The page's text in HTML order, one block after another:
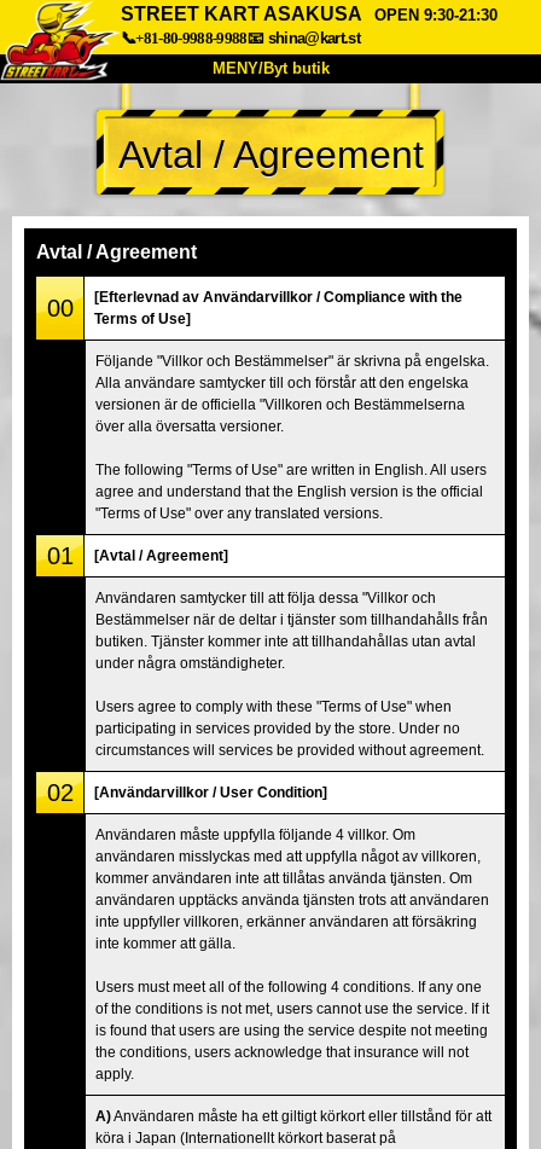
STREET KART ASAKUSA
OPEN 9:30-21:30
📞+81-80-9988-9988📧 shina@kart.st
MENY/Byt butik
HEM
Om oss Specifikationer Pris
Företag
Tokyo Shinagawa
Tokyo Akihabara#2 Tokyo Shibuya
Tokyo Shibuya Annex Tokyo Bay
Okinawa
Avtal / Agreement
Avtal / Agreement
00
[Efterlevnad av Användarvillkor / Compliance with the
Terms of Use]
Följande "Villkor och Bestämmelser" är skrivna på engelska.
Alla användare samtycker till och förstår att den engelska
versionen är de officiella "Villkoren och Bestämmelserna
över alla översatta versioner.
The following "Terms of Use" are written in English. All users
agree and understand that the English version is the official
"Terms of Use" over any translated versions.
01 [Avtal / Agreement]
Användaren samtycker till att följa dessa "Villkor och
Bestämmelser när de deltar i tjänster som tillhandahålls från
butiken. Tjänster kommer inte att tillhandahållas utan avtal
under några omständigheter.
Users agree to comply with these "Terms of Use" when
participating in services provided by the store. Under no
circumstances will services be provided without agreement.
02 [Användarvillkor / User Condition]
Användaren måste uppfylla följande 4 villkor. Om
användaren misslyckas med att uppfylla något av villkoren,
kommer användaren inte att tillåtas använda tjänsten. Om
användaren upptäcks använda tjänsten trots att användaren
inte uppfyller villkoren, erkänner användaren att försäkring
inte kommer att gälla.
Users must meet all of the following 4 conditions. If any one
of the conditions is not met, users cannot use the service. If it
is found that users are using the service despite not meeting
the conditions, users acknowledge that insurance will not
apply.
A)Användaren måste ha ett giltigt körkort eller tillstånd för att
köra i Japan (Internationellt körkort baserat på